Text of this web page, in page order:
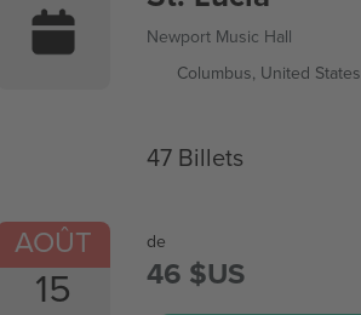
AOÛT
15
Newport Music Hall
Columbus, United States
47 Billets
de
46 $US